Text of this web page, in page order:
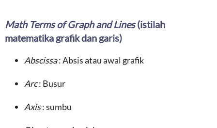
Math Terms of Graph and Lines(istilah
matematika grafik dan garis)
Abscissa: Absis atau awal grafik
Arc: Busur
Axis: sumbu